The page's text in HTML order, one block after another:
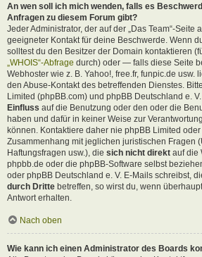
An wen soll ich mich wenden, falls es
Anfragen zu diesem Forum gibt?
Jeder Administrator, der auf der „Das Team“-Seite
geeigneter Kontakt für deine Beschwerde. Wenn
solltest du den Besitzer der Domain kontaktieren
„WHOIS“-Abfrage durch) oder — falls diese Seite
Webhoster wie z. B. Yahoo!, free.fr, funpic.de
den Abuse-Kontakt des betreffenden Dienstes.
Limited (phpBB.com) und phpBB Deutschland e.
Einfluss auf die Benutzung oder den oder die
haben und dafür in keiner Weise zur
können. Kontaktiere daher nie phpBB Limited
Zusammenhang mit jeglichen juristischen Fragen
Haftungsfragen usw.), die sich nicht direkt auf die
phpbb.de oder die phpBB-Software selbst
oder phpBB Deutschland e. V. E-Mails schreibst,
durch Dritte betreffen, so wirst du, wenn
Antwort erhalten.
Nach oben
Wie kann ich einen Administrator des Boards